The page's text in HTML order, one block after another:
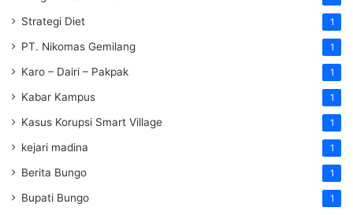
Strategi Diet 1
PT. Nikomas Gemilang 1
Karo – Dairi – Pakpak 1
Kabar Kampus 1
Kasus Korupsi Smart Village 1
kejari madina 1
Berita Bungo 1
Bupati Bungo 1